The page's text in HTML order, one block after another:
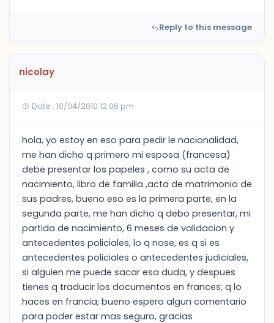
Reply to this message
nicolay
Date : 10/04/2010 12:06 pm
hola, yo estoy en eso para pedir le nacionalidad,
me han dicho q primero mi esposa (francesa)
debe presentar los papeles , como su acta de
nacimiento, libro de familia ,acta de matrimonio de
sus padres, bueno eso es la primera parte, en la
segunda parte, me han dicho q debo presentar, mi
partida de nacimiento, 6 meses de validacion y
antecedentes policiales, lo q nose, es q si es
antecedentes policiales o antecedentes judiciales,
si alguien me puede sacar esa duda, y despues
tienes q traducir los documentos en frances; q lo
haces en francia; bueno espero algun comentario
para poder estar mas seguro, gracias